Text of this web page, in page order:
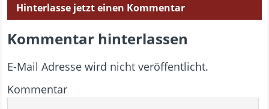
Hinterlasse jetzt einen Kommentar
Kommentar hinterlassen
E-Mail Adresse wird nicht veröffentlicht.
Kommentar